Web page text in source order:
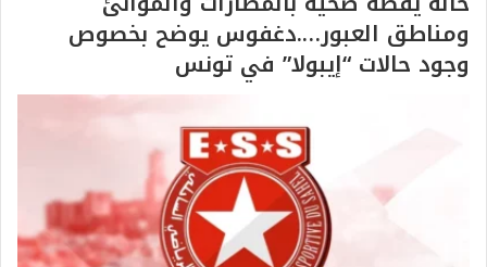
ومناطق العبور….دغفوس يوضح بخصوص
وجود حالات “إيبولا” في تونس